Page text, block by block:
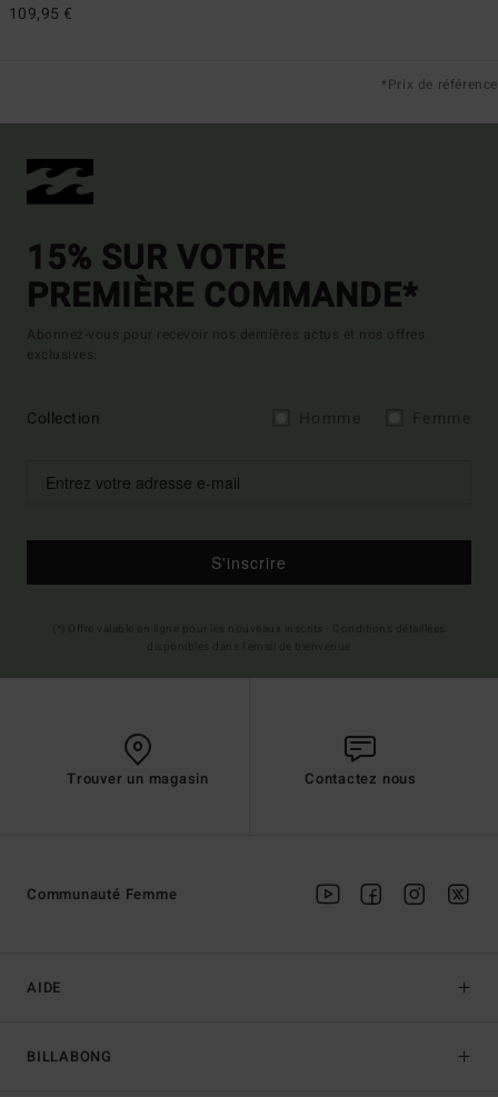
109,95 €
*Prix de référence
15% SUR VOTRE
PREMIÈRE COMMANDE*
Abonnez-vous pour recevoir nos dernières actus et nos offres
exclusives.
Collection
S'inscrire
Trouver un magasin Contactez nous
AIDE
BILLABONG
Communauté Femme